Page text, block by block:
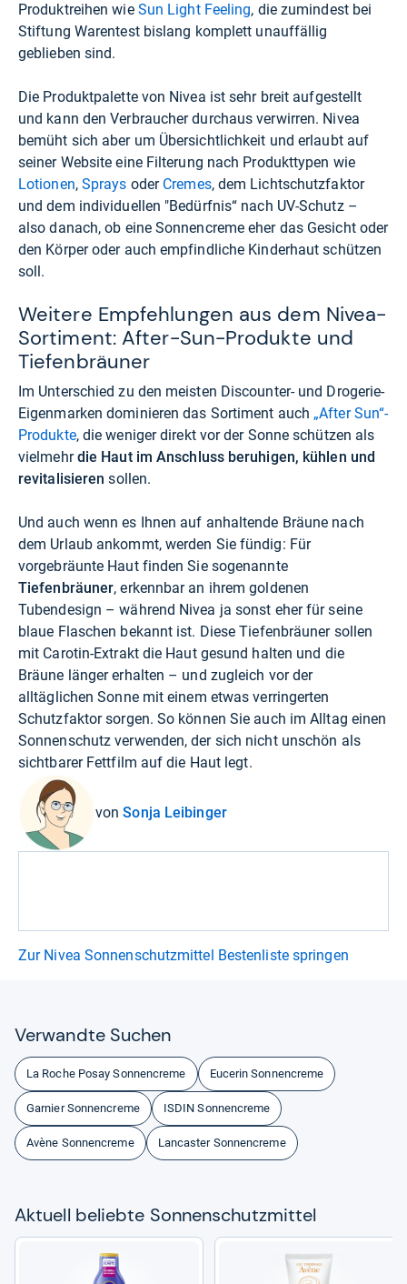
Produktreihen wie Sun Light Feeling, die zumindest bei
Stiftung Warentest bislang komplett unauffällig
geblieben sind.
Die Produktpalette von Nivea ist sehr breit aufgestellt
und kann den Verbraucher durchaus verwirren. Nivea
bemüht sich aber um Übersichtlichkeit und erlaubt auf
seiner Website eine Filterung nach Produkttypen wie
Lotionen, Sprays oder Cremes, dem Lichtschutzfaktor
und dem individuellen "Bedürfnis“ nach UV-Schutz –
also danach, ob eine Sonnencreme eher das Gesicht oder
den Körper oder auch empfindliche Kinderhaut schützen
soll.
Weitere Empfehlungen aus dem Nivea-
Sortiment: After-Sun-Produkte und
Tiefenbräuner
Im Unterschied zu den meisten Discounter- und Drogerie-
Eigenmarken dominieren das Sortiment auch „After Sun“-
Produkte, die weniger direkt vor der Sonne schützen als
vielmehrdie Haut im Anschluss beruhigen, kühlen und
revitalisieren sollen.
Und auch wenn es Ihnen auf anhaltende Bräune nach
dem Urlaub ankommt, werden Sie fündig: Für
vorgebräunte Haut finden Sie sogenannte
Tiefenbräuner, erkennbar an ihrem goldenen
Tubendesign – während Nivea ja sonst eher für seine
blaue Flaschen bekannt ist. Diese Tiefenbräuner sollen
mit Carotin-Extrakt die Haut gesund halten und die
Bräune länger erhalten – und zugleich vor der
alltäglichen Sonne mit einem etwas verringerten
Schutzfaktor sorgen. So können Sie auch im Alltag einen
Sonnenschutz verwenden, der sich nicht unschön als
sichtbarer Fettfilm auf die Haut legt.
vonSonja Leibinger
Zur Nivea Sonnenschutzmittel Bestenliste springen
Ver­wandte Suchen
La Roche Posay Sonnencreme Eucerin Sonnencreme
Garnier Sonnencreme ISDIN Sonnencreme
Avène Sonnencreme Lancaster Sonnencreme
Aktu­ell beliebte Son­nen­schutz­mit­tel